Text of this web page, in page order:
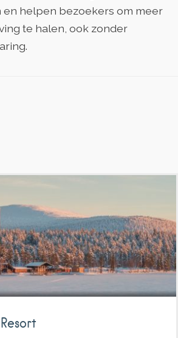
en helpen bezoekers om meer
te halen, ook zonder